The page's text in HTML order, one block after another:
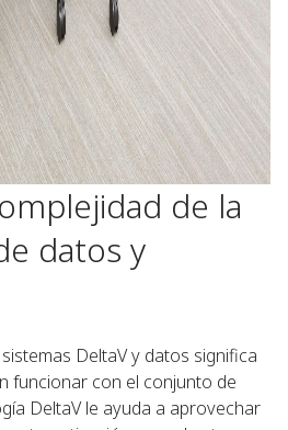
de la
datos y
DeltaV y datos significa
funcionar con el conjunto de
DeltaV le ayuda a aprovechar